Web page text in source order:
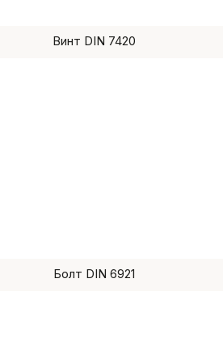
Винт DIN 7420
Болт DIN 6921